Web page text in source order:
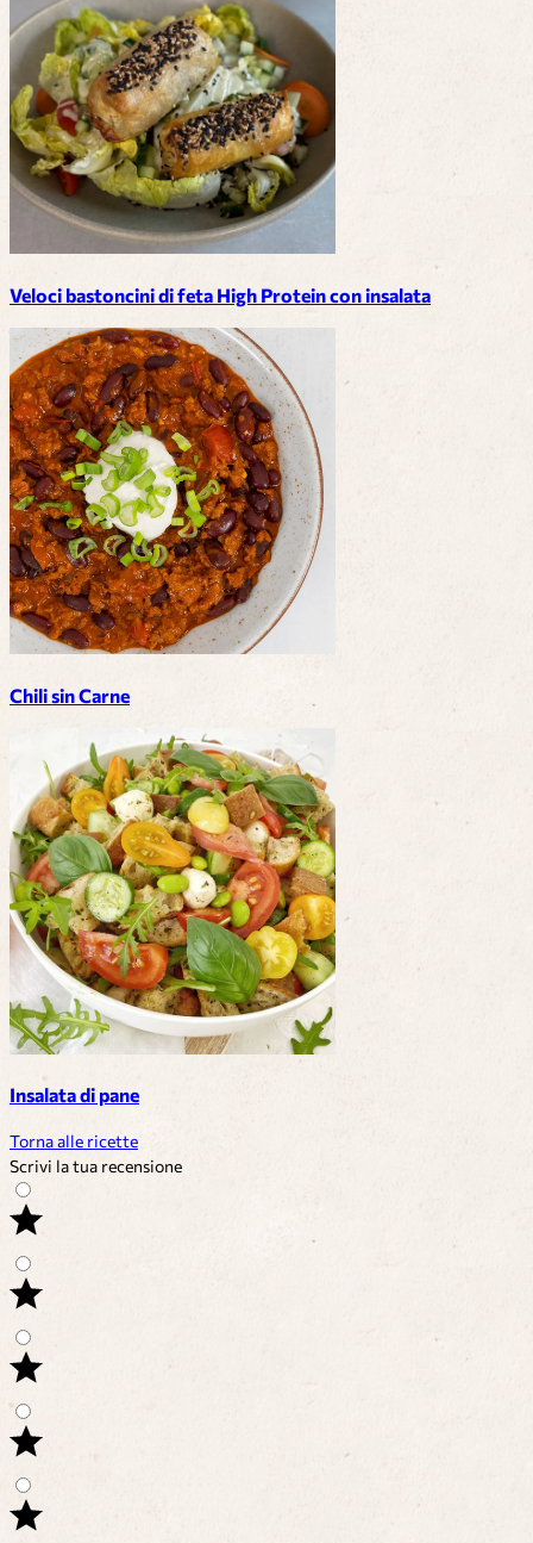
Veloci bastoncini di feta High Protein con insalata
Chili sin Carne
Insalata di pane
Torna alle ricette
Scrivi la tua recensione